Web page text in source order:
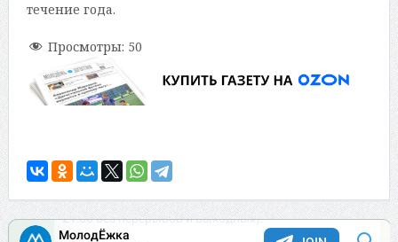
течение года.
Просмотры: 50